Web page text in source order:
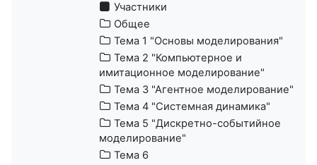
Участники
Общее
Тема 1 "Основы моделирования"
Тема 2 "Компьютерное и
имитационное моделирование"
Тема 3 "Агентное моделирование"
Тема 4 "Системная динамика"
Тема 5 "Дискретно-событийное
моделирование"
Тема 6